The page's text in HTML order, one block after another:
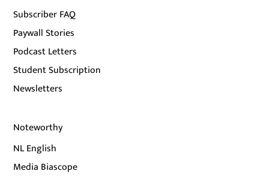
Subscriber FAQ
Paywall Stories
Podcast Letters
Student Subscription
Newsletters
Noteworthy
NL English
Media Biascope